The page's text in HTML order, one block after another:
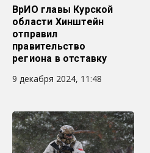
ВрИО главы Курской
области Хинштейн
отправил
правительство
региона в отставку
9 декабря 2024, 11:48